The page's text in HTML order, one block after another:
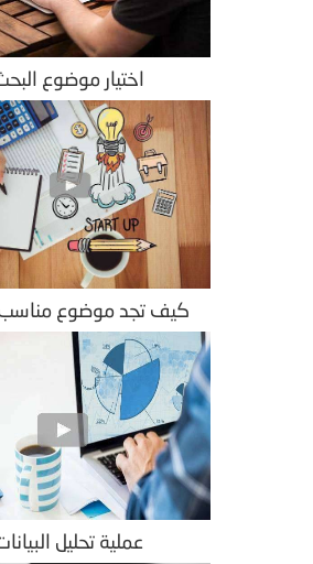
اختيار موضوع
كيف تجد موضوع مناسب
عملية تحليل